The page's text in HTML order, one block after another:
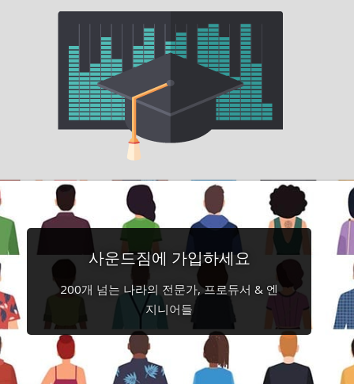
사운드짐에 가입하세요
200개 넘는 나라의 전문가, 프로듀서 & 엔
지니어들